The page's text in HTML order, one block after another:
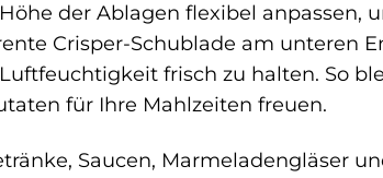
der Ablagen flexibel anpassen,
Crisper-Schublade am unteren
frisch zu halten. So
für Ihre Mahlzeiten freuen.
Saucen, Marmeladengläser